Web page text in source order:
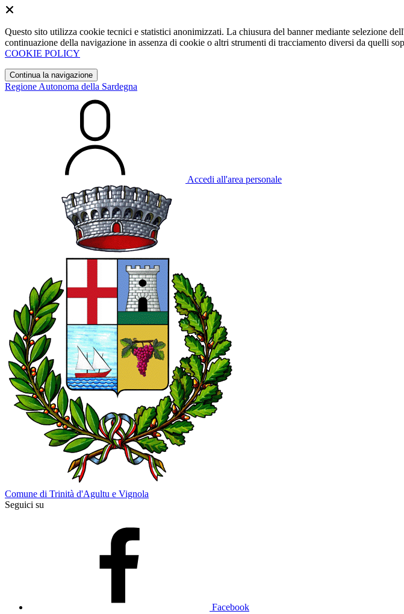
Questo sito utilizza cookie tecnici e statistici anonimizzati. La chiusura del banner mediante selezione
continuazione della navigazione in assenza di cookie o altri strumenti di tracciamento diversi da quelli
COOKIE POLICY
Continua la navigazione
Regione Autonoma della Sardegna
Accedi all'area personale
Comune di Trinità d'Agultu e Vignola
Seguici su
Facebook